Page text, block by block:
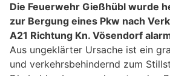
Die Feuerwehr Gießhübl wurde
zur Bergung eines Pkw nach
A21 Richtung Kn. Vösendorf
Aus ungeklärter Ursache ist ein
und verkehrsbehindernd zum